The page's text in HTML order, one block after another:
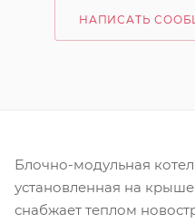
НАПИСАТЬ
Блочно-модульная
установленная на
снабжает теплом